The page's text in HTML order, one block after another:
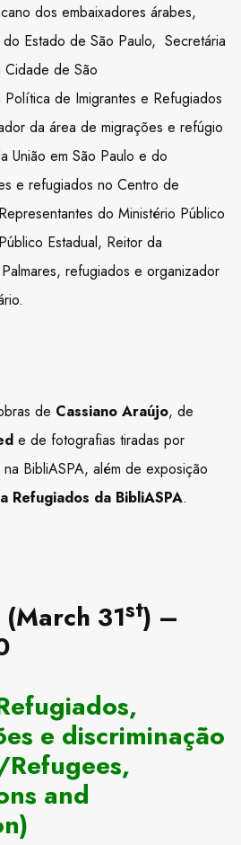
dos embaixadores árabes,
Estado de São Paulo, Secretária
de São
de Imigrantes e Refugiados
da área de migrações e refúgio
União em São Paulo e do
e refugiados no Centro de
do Ministério Público
Estadual, Reitor da
refugiados e organizador
de Cassiano Araújo, de
e de fotografias tiradas por
BibliASPA, além de exposição
Refugiados da BibliASPA.
31st) –
e discriminação
and